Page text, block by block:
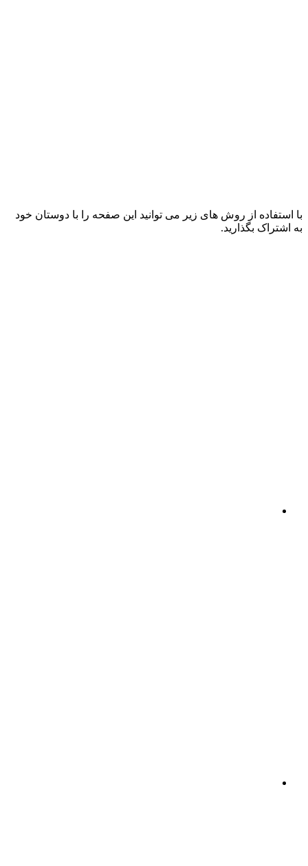
با استفاده از روش های زیر می توانید این صفحه را با دوستان خود
به اشتراک بگذارید.